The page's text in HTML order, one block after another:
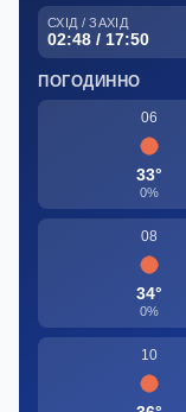
СХІД / ЗАХІД
02:48 / 17:50
ПОГОДИННО
06
33°
0%
08
34°
0%
10